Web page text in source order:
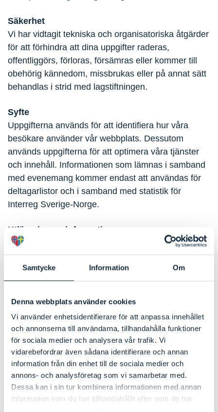
Samtycke Information Om
Denna webbplats använder cookies
Vi använder enhetsidentifierare för att anpassa innehållet
och annonserna till användarna, tillhandahålla funktioner
för sociala medier och analysera vår trafik. Vi
vidarebefordrar även sådana identifierare och annan
information från din enhet till de sociala medier och
annons- och analysföretag som vi samarbetar med.
Dessa kan i sin tur kombinera informationen med annan
information som du har tillhandahållit eller som de har
Säkerhet
Vi har vidtagit tekniska och organisatoriska åtgärder
för att förhindra att dina uppgifter raderas,
offentliggörs, förloras, försämras eller kommer till
obehörig kännedom, missbrukas eller på annat sätt
behandlas i strid med lagstiftningen.
Syfte
Uppgifterna används för att identifiera hur våra
besökare använder vår webbplats. Dessutom
används uppgifterna för att optimera våra tjänster
och innehåll. Informationen som lämnas i samband
med evenemang kommer endast att användas för
deltagarlistor och i samband med statistik för
Interreg Sverige-Norge.
Utlämning av information
Uppgifterna används för webbstatistik. Dessutom
använder vi två tredjeparter för lagring och
behandling av data. Dessa behandlar endast
uppgifter på våra uppdrag och får inte använda dem
som namn och e-post m.m. kommer endast att ske
om du ger ditt samtycke till det. Vi använder endast
databehandlare inom EU eller i länder som kan ge
dina uppgifter tillräckligt skydd.
Insyn och klagomål
Du har rätt att få information om vilka
personuppgifter vi har om dig. Du kan också när